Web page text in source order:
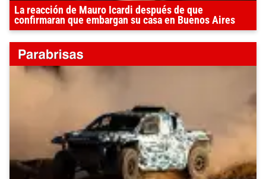
La reacción de Mauro Icardi después de que
confirmaran que embargan su casa en Buenos Aires